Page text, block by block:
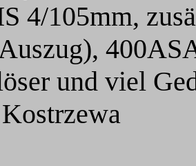
4/105mm,
und viel